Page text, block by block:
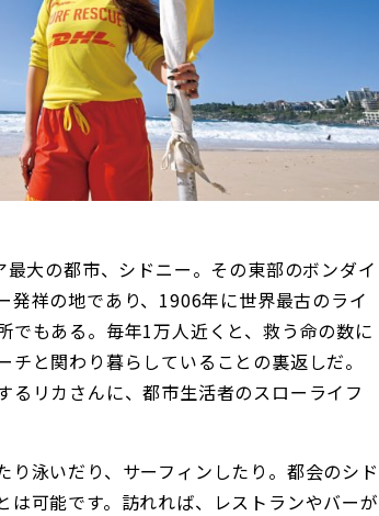
大の都市、シドニー。その東部のボンダイ
発祥の地であり、1906年に世界最古のライ
でもある。毎年1万人近くと、救う命の数に
と関わり暮らしていることの裏返しだ。
るリカさんに、都市生活者のスローライフ
り泳いだり、サーフィンしたり。都会のシド
は可能です。訪れれば、レストランやバーが